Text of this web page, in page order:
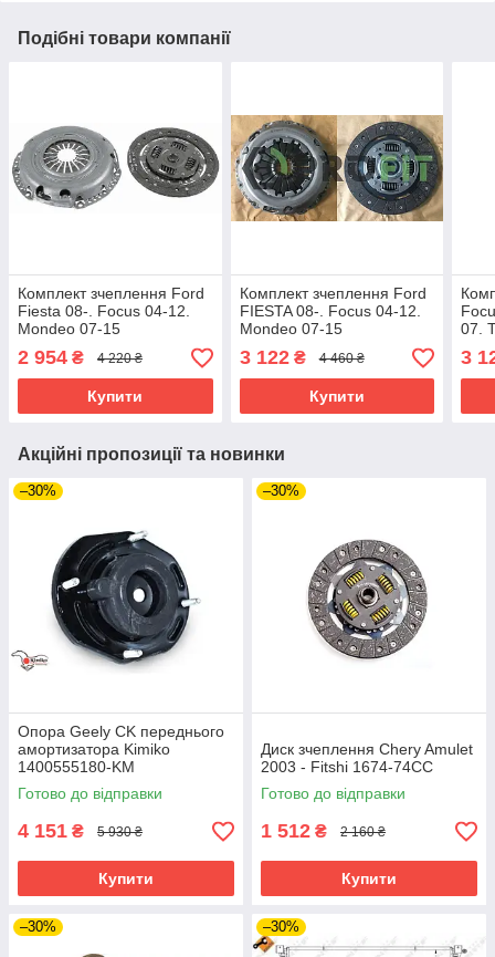
Подібні товари компанії
Комплект зчеплення Ford
Fiesta 08-. Focus 04-12.
Mondeo 07-15
2 954 ₴ 4 220 ₴
Купити
Комплект зчеплення Ford
FIESTA 08-. Focus 04-12.
Mondeo 07-15
3 122₴ 4 460 ₴
Купити
07.
3
Акційні пропозиції та новинки
–30%
Опора Geely CK переднього
амортизатора Kimiko
1400555180-KM
Готово до відправки
4 151 ₴ 5 930 ₴
Купити
–30%
Диск зчеплення Chery Amulet
2003 - Fitshi 1674-74CC
Готово до відправки
1 512 ₴ 2 160 ₴
Купити
–30% –30%